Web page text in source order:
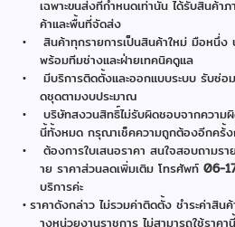
เฉพาะขนส่งที่กำหนดเท่านั้น ได้รับสินค้
ค้าและพื้นที่จัดส่ง
สินค้าทุกรายการเป็นสินค้าใหม่ มือหนึ่ง
พร้อมทีมช่างและฝ่ายเทคนิคดูแล
มีบริการติดตั้งและออกแบบระบบ รับซ่อ
ดชุดตามงบประมาณ
บริษัทสงวนสิทธิ์ไม่รับผิดชอบจากความผิ
นี้ทั้งหมด กรุณาเช็คความถูกต้องอีกคร้้
ต้องการใบเสนอราคา สนใจสอบถามรา
าย ราคาส่วนลดเพิ่มเติม โทรศัพท์06-
บริการค่ะ
ราคาดังกล่าว ไม่รวมค่าติดตั้ง ชำระค่าสิ
างหน่วยงานราชการ ไม่สามารถใช้ราคา